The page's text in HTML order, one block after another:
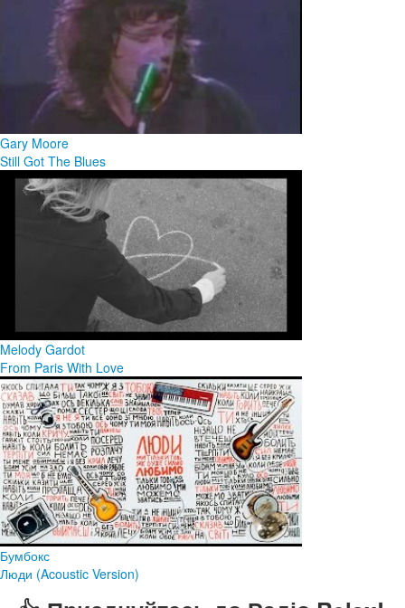
Gary Moore
Still Got The Blues
Melody Gardot
From Paris With Love
Бумбокс
Люди (Acoustic Version)